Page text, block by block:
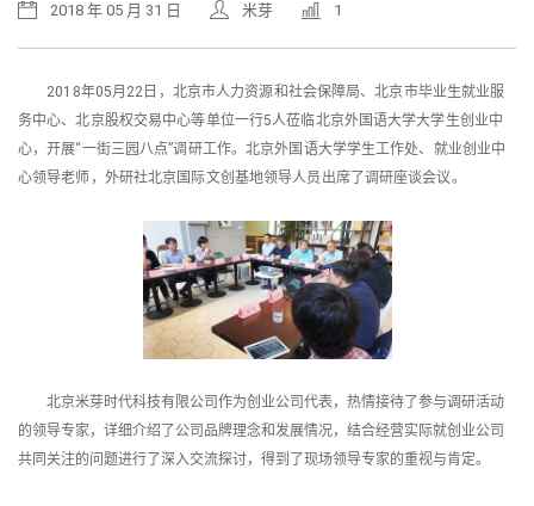
2018 年 05 月 31 日 米芽 1
2018年05月22日，北京市人力资源和社会保障局、北京市毕业生就业服
务中心、北京股权交易中心等单位一行5人莅临北京外国语大学大学生创业中
心，开展“一街三园八点”调研工作。北京外国语大学学生工作处、就业创业中
心领导老师，外研社北京国际文创基地领导人员出席了调研座谈会议。
北京米芽时代科技有限公司作为创业公司代表，热情接待了参与调研活动
的领导专家，详细介绍了公司品牌理念和发展情况，结合经营实际就创业公司
共同关注的问题进行了深入交流探讨，得到了现场领导专家的重视与肯定。